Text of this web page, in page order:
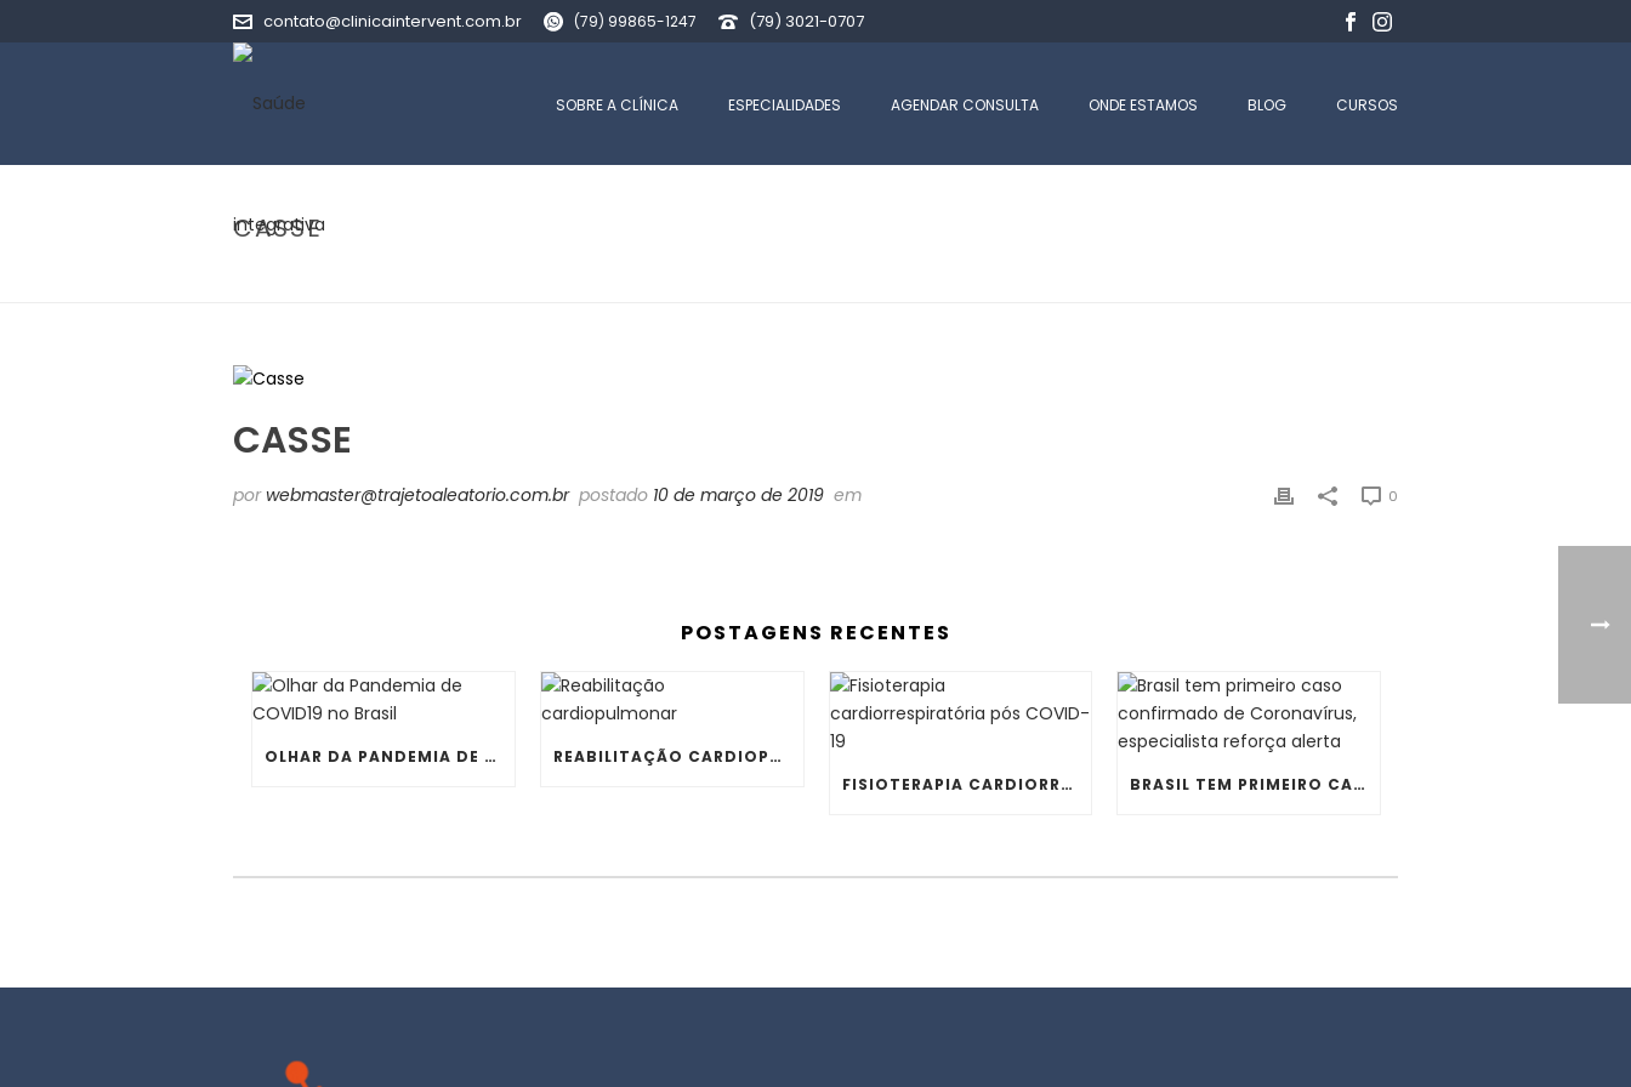
contato@clinicaintervent.com.br (79) 99865-1247 (79) 3021-0707
SOBRE A CLÍNICA ESPECIALIDADES AGENDAR CONSULTA ONDE ESTAMOS BLOG CURSOS
CASSE
CASSE
porwebmaster@trajetoaleatorio.com.br postado 10 de março de 2019 em 0
POSTAGENS RECENTES
OLHAR DA PANDEMIA DE COVID19 NO BRASIL
REABILITAÇÃO CARDIOPULMONAR
FISIOTERAPIA CARDIORRESPIRATÓRIA PÓS COVID-19
BRASIL TEM PRIMEIRO CASO CONFIRMADO DE CORONAVÍRUS, ESPECIALISTA REFORÇA ALERTA